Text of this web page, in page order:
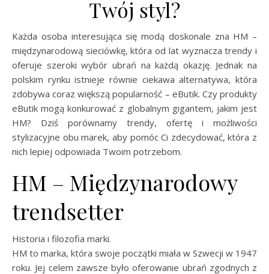
Twój styl?
Każda osoba interesująca się modą doskonale zna HM –
międzynarodową sieciówkę, która od lat wyznacza trendy i
oferuje szeroki wybór ubrań na każdą okazję. Jednak na
polskim rynku istnieje równie ciekawa alternatywa, która
zdobywa coraz większą popularność – eButik. Czy produkty
eButik mogą konkurować z globalnym gigantem, jakim jest
HM? Dziś porównamy trendy, ofertę i możliwości
stylizacyjne obu marek, aby pomóc Ci zdecydować, która z
nich lepiej odpowiada Twoim potrzebom.
HM – Międzynarodowy
trendsetter
Historia i filozofia marki.
HM to marka, która swoje początki miała w Szwecji w 1947
roku. Jej celem zawsze było oferowanie ubrań zgodnych z